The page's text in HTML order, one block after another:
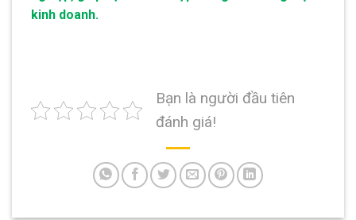
kinh doanh.
Bạn là người đầu tiên
đánh giá!